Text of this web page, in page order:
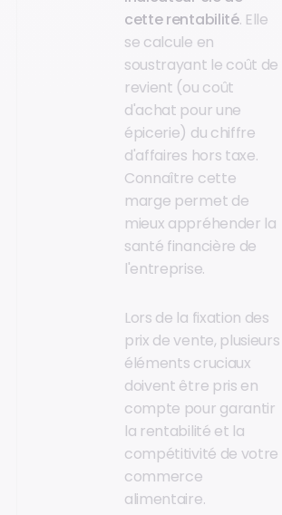
cette rentabilité. Elle
se calcule en
soustrayant le coût de
revient (ou coût
d'achat pour une
épicerie) du chiffre
d'affaires hors taxe.
Connaître cette
marge permet de
mieux appréhender la
santé financière de
l'entreprise.
Lors de la fixation des
prix de vente, plusieurs
éléments cruciaux
doivent être pris en
compte pour garantir
la rentabilité et la
compétitivité de votre
commerce
alimentaire.